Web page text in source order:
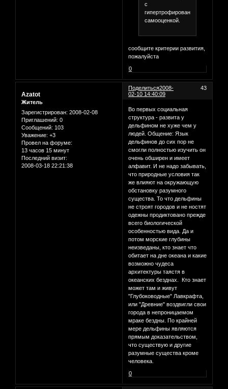
с
гипертрофированной
самооценкой.
сообщите критерии развития,
пожалуйста
0
Поделиться 43
2008-
02-10 14:40:09
Azatot
Житель
Зарегистрирован: 2008-02-08
Приглашений: 0
Сообщений: 103
Уважение: +3
Провел на форуме:
13 часов 15 минут
Последний визит:
2008-03-18 22:21:38
Во первых социальная
структура - развита у
дельфином не хуже чем у
людей. Общение: Язык
дельфинов до сих пор не
смогли полностью изучить он
очень обширен и имеет
алфавит. И не надо забывать,
что природные условия так
же влияют на окружающую
обстановку разумного
существа. То что дельфины
не строят городов и не ностят
одежны продиктовано прежде
всего биологической
особенностью вида. Да и
потом морские глубины
неизведаны, кто знает что
обитает на дне океана и какие
возможно чудеса
архитектуры таястя в
океанских безднах. Кто знает
может там и живут
"Глубоководные" Лавкрафта,
или "Древние" воздвигли свои
города в непроницаемом
мраке бездны. По крайней
мере дельфины являются
прямым доказательством,
что существую и другие
разумные существа кроме
человека.
0